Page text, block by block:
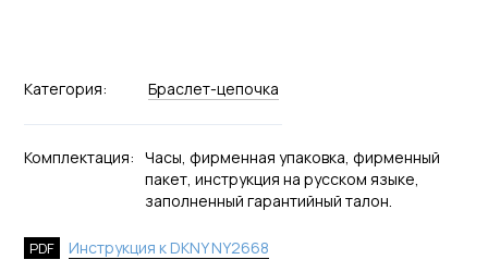
Категория: Браслет-цепочка
Комплектация: Часы, фирменная упаковка, фирменный
пакет, инструкция на русском языке,
заполненный гарантийный талон.
PDF Инструкция к DKNY NY2668